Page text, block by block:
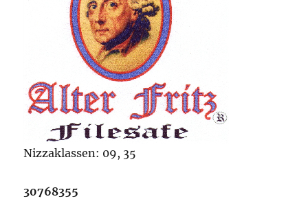
Nizzaklassen: 09, 35
30768355